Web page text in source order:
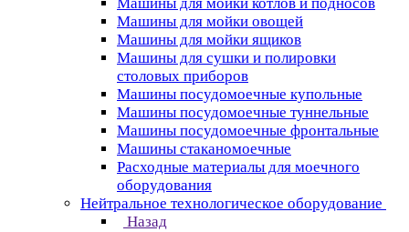
Машины для мойки овощей
Машины для мойки ящиков
Машины для сушки и полировки
столовых приборов
Машины посудомоечные купольные
Машины посудомоечные туннельные
Машины посудомоечные фронтальные
Машины стаканомоечные
Расходные материалы для моечного
оборудования
Нейтральное технологическое оборудование
Назад